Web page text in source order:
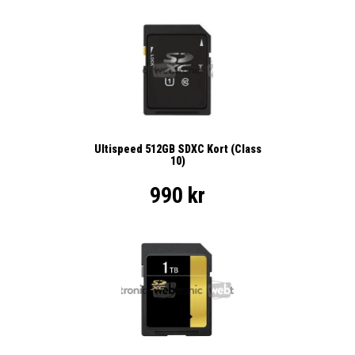
Ultispeed 512GB SDXC Kort (Class
10)
990 kr